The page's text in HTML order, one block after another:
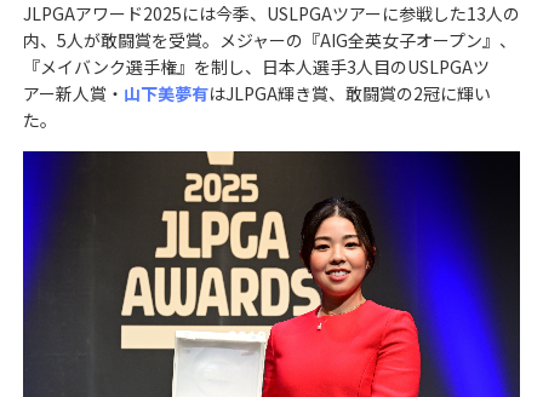
JLPGAアワード2025には今季、USLPGAツアーに参戦した13人の
内、5人が敢闘賞を受賞。メジャーの『AIG全英女子オープン』、
『メイバンク選手権』を制し、日本人選手3人目のUSLPGAツ
アー新人賞・ 山下美夢有はJLPGA輝き賞、敢闘賞の2冠に輝い
た。